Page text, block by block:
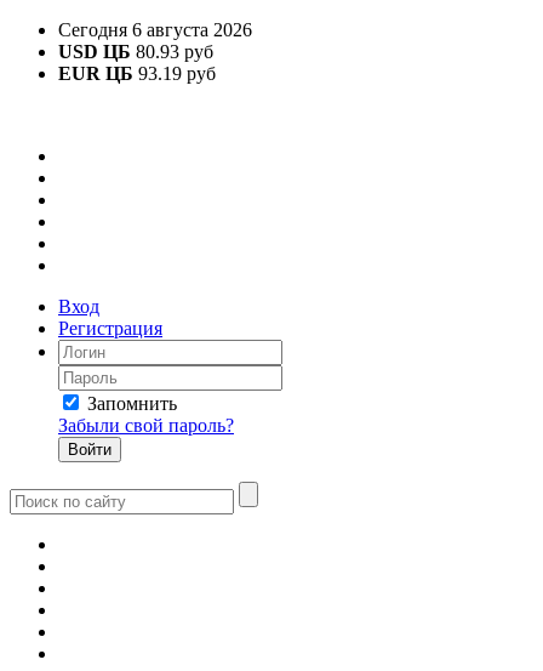
Сегодня 6 августа 2026
USD ЦБ 80.93 руб
EUR ЦБ 93.19 руб
Вход
Регистрация
Запомнить
Забыли свой пароль?